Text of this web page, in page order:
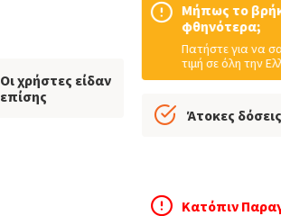
Οι χρήστες είδαν
επίσης
Μήπως το
φθηνότερα;
Πατήστε για να
τιμή σε όλη την
Άτοκες δόσεις
Κατόπιν